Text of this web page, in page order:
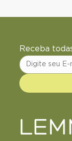
Receba